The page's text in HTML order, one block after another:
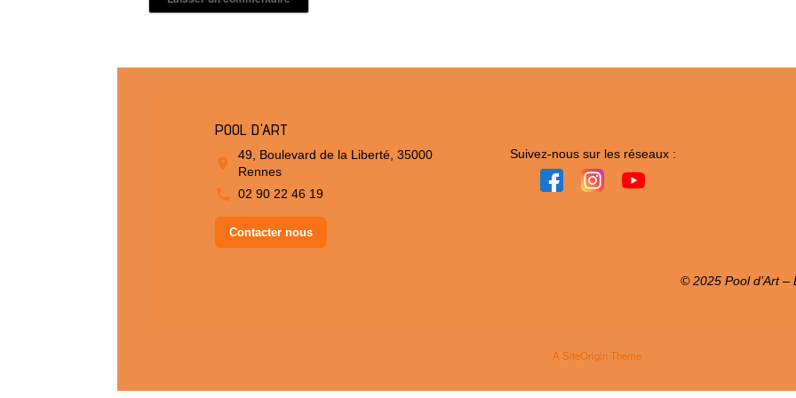
POOL D'ART
49, Boulevard de la Liberté, 35000
Rennes
02 90 22 46 19
Contacter nous
Suivez-nous sur les réseaux :
© 2025 Pool d’Art
A SiteOriginTheme